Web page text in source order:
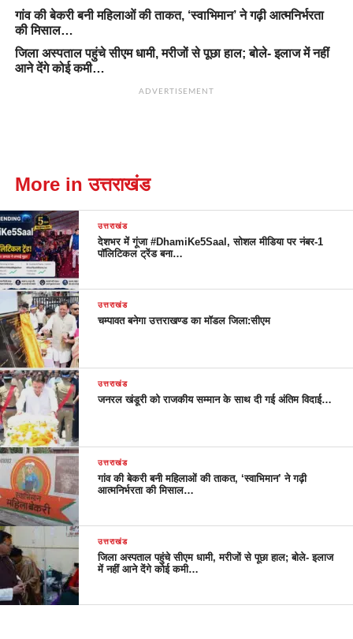
गांव की बेकरी बनी महिलाओं की ताकत, ‘स्वाभिमान’ ने गढ़ी आत्मनिर्भरता
की मिसाल…
जिला अस्पताल पहुंचे सीएम धामी, मरीजों से पूछा हाल; बोले- इलाज में नहीं
आने देंगे कोई कमी…
ADVERTISEMENT
More in उत्तराखंड
उत्तराखंड
देशभर में गूंजा #DhamiKe5Saal, सोशल मीडिया पर नंबर-1
पॉलिटिकल ट्रेंड बना…
उत्तराखंड
चम्पावत बनेगा उत्तराखण्ड का मॉडल जिला:सीएम
उत्तराखंड
जनरल खंडूरी को राजकीय सम्मान के साथ दी गई अंतिम विदाई…
उत्तराखंड
गांव की बेकरी बनी महिलाओं की ताकत, ‘स्वाभिमान’ ने गढ़ी
आत्मनिर्भरता की मिसाल…
उत्तराखंड
जिला अस्पताल पहुंचे सीएम धामी, मरीजों से पूछा हाल; बोले- इलाज
में नहीं आने देंगे कोई कमी…